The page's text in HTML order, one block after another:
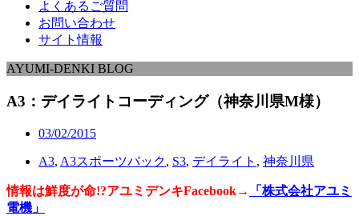
よくあるご質問
お問い合わせ
サイト情報
AYUMI-DENKI BLOG
A3：デイライトコーディング（神奈川県M様）
03/02/2015
A3, A3スポーツバック, S3, デイライト , 神奈川県
情報は鮮度が命!?アユミデンキFacebook→
「株式会社アユミ
電機」